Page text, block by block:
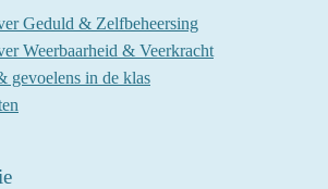
Geduld & Zelfbeheersing
Weerbaarheid & Veerkracht
gevoelens in de klas